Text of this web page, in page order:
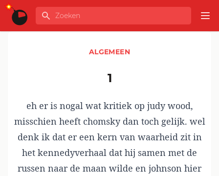
Ga naar de inhoud
GLOBALINFO
Zoeken
ALGEMEEN
1
eh er is nogal wat kritiek op judy wood,
misschien heeft chomsky dan toch gelijk. wel
denk ik dat er een kern van waarheid zit in
het kennedyverhaal dat hij samen met de
russen naar de maan wilde en johnson hier